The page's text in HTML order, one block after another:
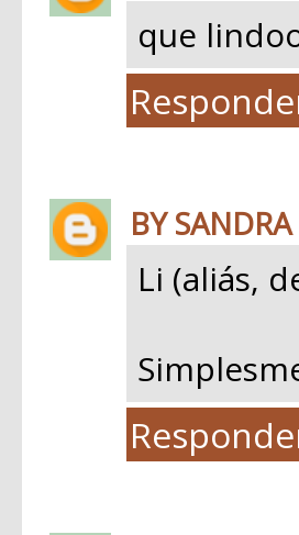
que
BY
Li (aliás,